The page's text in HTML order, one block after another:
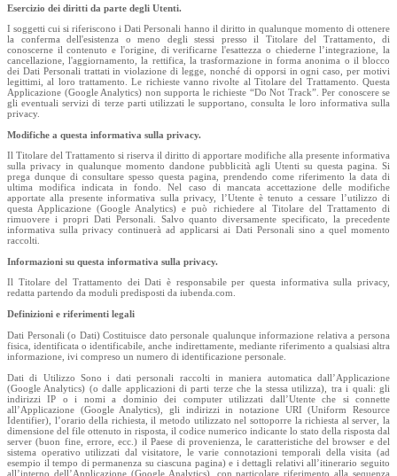
Esercizio dei diritti da parte degli Utenti.
I soggetti cui si riferiscono i Dati Personali hanno il diritto in qualunque momento di ottenere
la conferma dell'esistenza o meno degli stessi presso il Titolare del Trattamento, di
conoscerne il contenuto e l'origine, di verificarne l'esattezza o chiederne l’integrazione, la
cancellazione, l'aggiornamento, la rettifica, la trasformazione in forma anonima o il blocco
dei Dati Personali trattati in violazione di legge, nonché di opporsi in ogni caso, per motivi
legittimi, al loro trattamento. Le richieste vanno rivolte al Titolare del Trattamento. Questa
Applicazione (Google Analytics) non supporta le richieste “Do Not Track”. Per conoscere se
gli eventuali servizi di terze parti utilizzati le supportano, consulta le loro informativa sulla
privacy.
Modifiche a questa informativa sulla privacy.
Il Titolare del Trattamento si riserva il diritto di apportare modifiche alla presente informativa
sulla privacy in qualunque momento dandone pubblicità agli Utenti su questa pagina. Si
prega dunque di consultare spesso questa pagina, prendendo come riferimento la data di
ultima modifica indicata in fondo. Nel caso di mancata accettazione delle modifiche
apportate alla presente informativa sulla privacy, l’Utente è tenuto a cessare l’utilizzo di
questa Applicazione (Google Analytics) e può richiedere al Titolare del Trattamento di
rimuovere i propri Dati Personali. Salvo quanto diversamente specificato, la precedente
informativa sulla privacy continuerà ad applicarsi ai Dati Personali sino a quel momento
raccolti.
Informazioni su questa informativa sulla privacy.
Il Titolare del Trattamento dei Dati è responsabile per questa informativa sulla privacy,
redatta partendo da moduli predisposti da iubenda.com.
Definizioni e riferimenti legali
Dati Personali (o Dati) Costituisce dato personale qualunque informazione relativa a persona
fisica, identificata o identificabile, anche indirettamente, mediante riferimento a qualsiasi altra
informazione, ivi compreso un numero di identificazione personale.
Dati di Utilizzo Sono i dati personali raccolti in maniera automatica dall’Applicazione
(Google Analytics) (o dalle applicazioni di parti terze che la stessa utilizza), tra i quali: gli
indirizzi IP o i nomi a dominio dei computer utilizzati dall’Utente che si connette
all’Applicazione (Google Analytics), gli indirizzi in notazione URI (Uniform Resource
Identifier), l’orario della richiesta, il metodo utilizzato nel sottoporre la richiesta al server, la
dimensione del file ottenuto in risposta, il codice numerico indicante lo stato della risposta dal
server (buon fine, errore, ecc.) il Paese di provenienza, le caratteristiche del browser e del
sistema operativo utilizzati dal visitatore, le varie connotazioni temporali della visita (ad
esempio il tempo di permanenza su ciascuna pagina) e i dettagli relativi all’itinerario seguito
all’interno dell’Applicazione (Google Analytics), con particolare riferimento alla sequenza